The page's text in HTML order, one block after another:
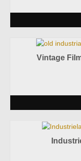
Vintage